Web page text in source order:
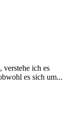
verstehe ich es
es sich um...